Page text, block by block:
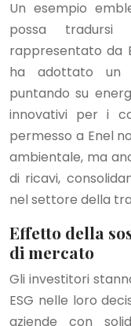
Un esempio
possa tradursi
rappresentato da
ha adottato un
puntando su
innovativi per i
permesso a Enel
ambientale, ma
di ricavi,
nel settore della
Effetto della
di mercato
Gli investitori
ESG nelle loro
aziende con